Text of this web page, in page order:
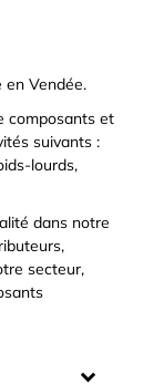
en Vendée.
composants et
suivants :
lourds,
dans notre
secteur,